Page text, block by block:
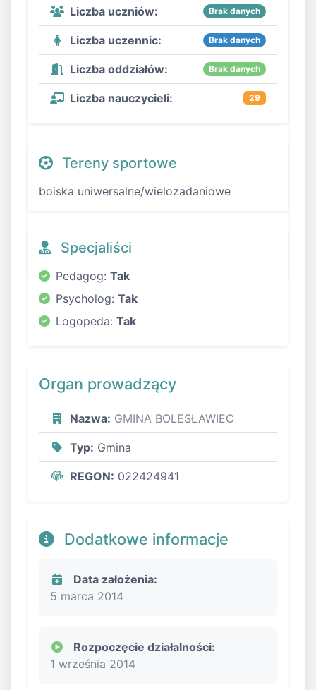
Liczba uczniów: Brak danych
Liczba uczennic: Brak danych
Liczba oddziałów: Brak danych
Liczba nauczycieli: 29
Tereny sportowe
boiska uniwersalne/wielozadaniowe
Specjaliści
Pedagog: Tak
Psycholog: Tak
Logopeda: Tak
Organ prowadzący
Nazwa: GMINA BOLESŁAWIEC
Typ: Gmina
REGON: 022424941
Dodatkowe informacje
Data założenia:
5 marca 2014
Rozpoczęcie działalności:
1 września 2014